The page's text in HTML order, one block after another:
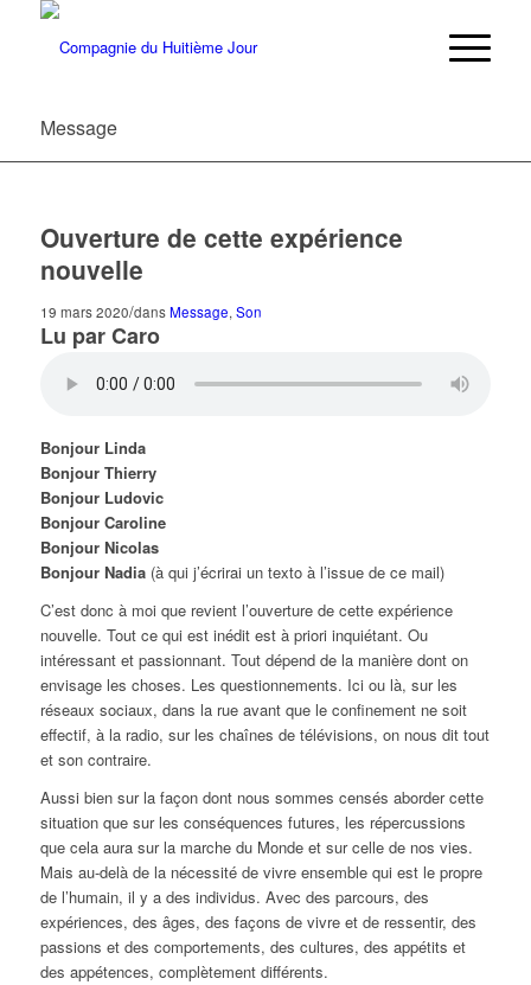
Message
Ouverture de cette expérience
nouvelle
19 mars 2020/dansMessage, Son
Lu par Caro
Bonjour Linda
Bonjour Thierry
Bonjour Ludovic
Bonjour Caroline
Bonjour Nicolas
Bonjour Nadia(à qui j’écrirai un texto à l’issue de ce mail)
C’est donc à moi que revient l’ouverture de cette expérience
nouvelle. Tout ce qui est inédit est à priori inquiétant. Ou
intéressant et passionnant. Tout dépend de la manière dont on
envisage les choses. Les questionnements. Ici ou là, sur les
réseaux sociaux, dans la rue avant que le confinement ne soit
effectif, à la radio, sur les chaînes de télévisions, on nous dit tout
et son contraire.
Aussi bien sur la façon dont nous sommes censés aborder cette
situation que sur les conséquences futures, les répercussions
que cela aura sur la marche du Monde et sur celle de nos vies.
Mais au-delà de la nécessité de vivre ensemble qui est le propre
de l’humain, il y a des individus. Avec des parcours, des
expériences, des âges, des façons de vivre et de ressentir, des
passions et des comportements, des cultures, des appétits et
des appétences, complètement différents.